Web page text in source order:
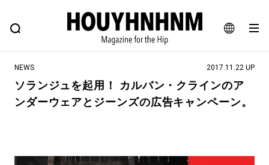
JA
EN
FEATURE BLOG SNAP
ヒップなファッション、カルチャー、ライフスタイルWEBマガジン
NEWS 2017.11.22 UP
ソランジュを起用！ カルバン・クラインのア
ンダーウェアとジーンズの広告キャンペーン。